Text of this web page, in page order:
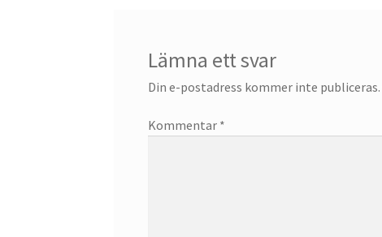
Lämna ett svar
Din e-postadress kommer inte publiceras.
Kommentar *